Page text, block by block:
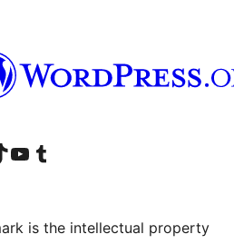
na Instagramie
na LinkedIn
naszego TikToka
Odwiedź nasz kanał YouTube
Odwiedź naszego Tumblra
is the intellectual property